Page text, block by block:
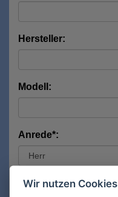
Hersteller:
Modell:
Anrede*:
Vorname*:
Wir nutzen Cookies